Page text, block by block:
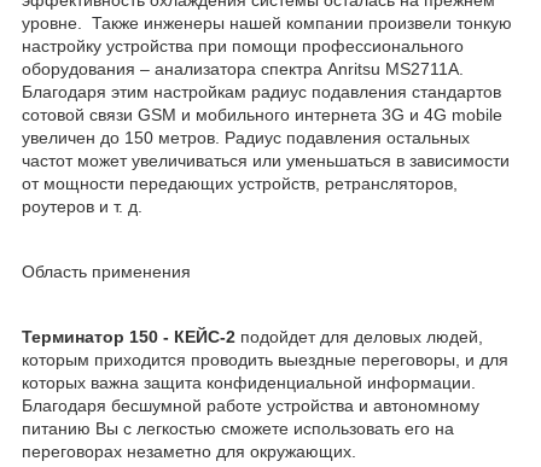
уровне. Также инженеры нашей компании произвели тонкую
настройку устройства при помощи профессионального
оборудования – анализатора спектра Anritsu MS2711A.
Благодаря этим настройкам радиус подавления стандартов
сотовой связи GSM и мобильного интернета 3G и 4G mobile
увеличен до 150 метров. Радиус подавления остальных
частот может увеличиваться или уменьшаться в зависимости
от мощности передающих устройств, ретрансляторов,
роутеров и т. д.
Область применения
Терминатор 150 - КЕЙС-2 подойдет для деловых людей,
которым приходится проводить выездные переговоры, и для
которых важна защита конфиденциальной информации.
Благодаря бесшумной работе устройства и автономному
питанию Вы с легкостью сможете использовать его на
переговорах незаметно для окружающих.